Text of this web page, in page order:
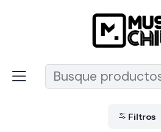
Recuerda que ahora nos
Instrumentos de Cuerda
Otros
Filtros